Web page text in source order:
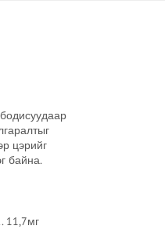
цэрийг
байна.
11,7мг